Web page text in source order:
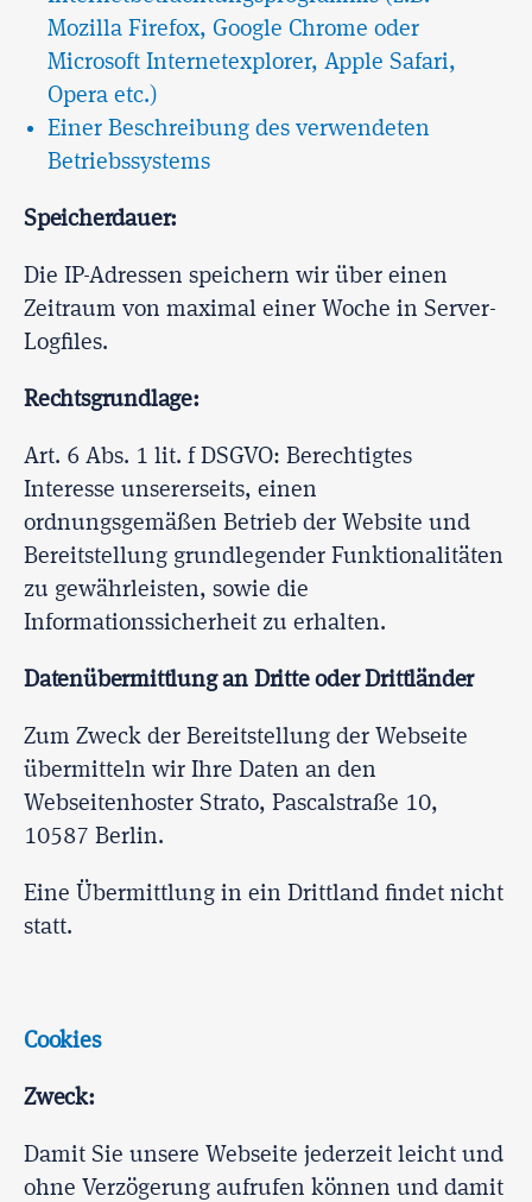
Mozilla Firefox, Google Chrome oder
Microsoft Internetexplorer, Apple Safari,
Opera etc.)
Einer Beschreibung des verwendeten
Betriebssystems
Speicherdauer:
Die IP-Adressen speichern wir über einen
Zeitraum von maximal einer Woche in Server-
Logfiles.
Rechtsgrundlage:
Art. 6 Abs. 1 lit. f DSGVO: Berechtigtes
Interesse unsererseits, einen
ordnungsgemäßen Betrieb der Website und
Bereitstellung grundlegender Funktionalitäten
zu gewährleisten, sowie die
Informationssicherheit zu erhalten.
Datenübermittlung an Dritte oder Drittländer
Zum Zweck der Bereitstellung der Webseite
übermitteln wir Ihre Daten an den
Webseitenhoster Strato, Pascalstraße 10,
10587 Berlin.
Eine Übermittlung in ein Drittland findet nicht
statt.
Cookies
Zweck:
Damit Sie unsere Webseite jederzeit leicht und
ohne Verzögerung aufrufen können und damit